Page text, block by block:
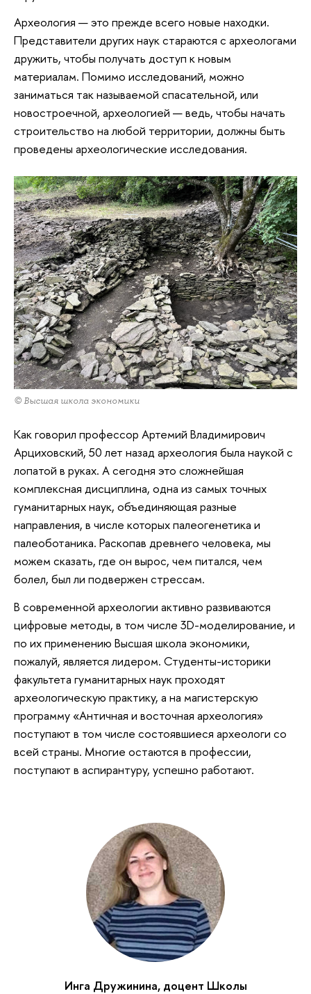
Археология — это прежде всего новые находки.
Представители других наук стараются с археологами
дружить, чтобы получать доступ к новым
материалам. Помимо исследований, можно
заниматься так называемой спасательной, или
новостроечной, археологией — ведь, чтобы начать
строительство на любой территории, должны быть
проведены археологические исследования.
© Высшая школа экономики
Как говорил профессор Артемий Владимирович
Арциховский, 50 лет назад археология была наукой с
лопатой в руках. А сегодня это сложнейшая
комплексная дисциплина, одна из самых точных
гуманитарных наук, объединяющая разные
направления, в числе которых палеогенетика и
палеоботаника. Раскопав древнего человека, мы
можем сказать, где он вырос, чем питался, чем
болел, был ли подвержен стрессам.
В современной археологии активно развиваются
цифровые методы, в том числе 3D-моделирование, и
по их применению Высшая школа экономики,
пожалуй, является лидером. Студенты-историки
факультета гуманитарных наук проходят
археологическую практику, а на магистерскую
программу «Античная и восточная археология»
поступают в том числе состоявшиеся археологи со
всей страны. Многие остаются в профессии,
поступают в аспирантуру, успешно работают.
Инга Дружинина, доцент Школы